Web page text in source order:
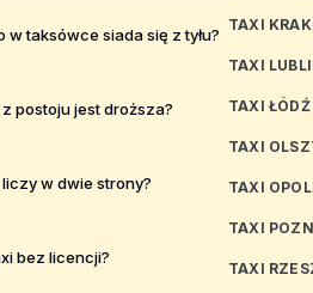
w taksówce siada się z tyłu?
postoju jest droższa?
w dwie strony?
bez licencji?
TAXI
TAXI
TAXI ŁÓDŹ
TAXI
TAXI
TAXI
TAXI